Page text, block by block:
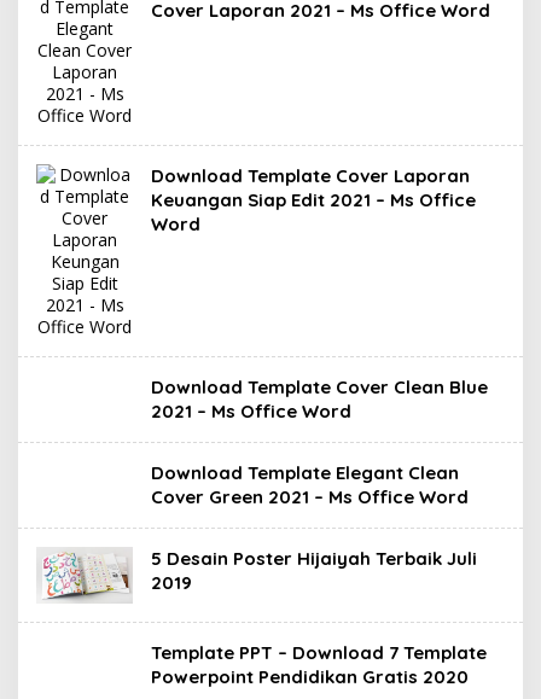
Cover Laporan 2021 – Ms Office Word
Download Template Cover Laporan
Keuangan Siap Edit 2021 – Ms Office
Word
Download Template Cover Clean Blue
2021 – Ms Office Word
Download Template Elegant Clean
Cover Green 2021 – Ms Office Word
5 Desain Poster Hijaiyah Terbaik Juli
2019
Template PPT – Download 7 Template
Powerpoint Pendidikan Gratis 2020